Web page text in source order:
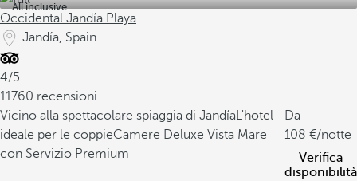
All inclusive
Occidental Jandía Playa
Jandía, Spain
4/5
11760 recensioni
Vicino alla spettacolare spiaggia di JandíaL'hotel
ideale per le coppieCamere Deluxe Vista Mare
con Servizio Premium
Da
108
/notte
Verifica
disponibilità